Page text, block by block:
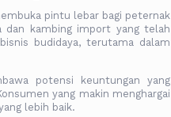
pintu lebar bagi peternak
dan kambing import yang telah
budidaya, terutama dalam
potensi keuntungan yang
yang makin menghargai
lebih baik.